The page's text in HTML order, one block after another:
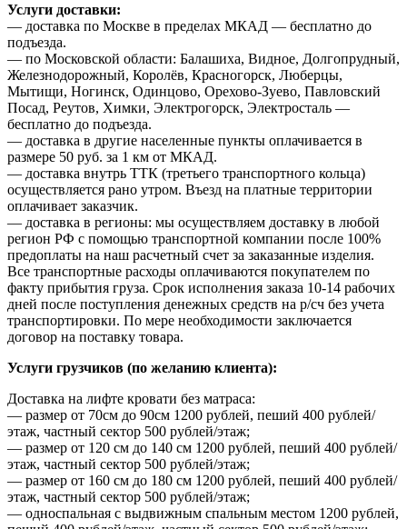
Услуги доставки:
— доставка по Москве в пределах МКАД — бесплатно до
подъезда.
— по Московской области: Балашиха, Видное, Долгопрудный,
Железнодорожный, Королёв, Красногорск, Люберцы,
Мытищи, Ногинск, Одинцово, Орехово-Зуево, Павловский
Посад, Реутов, Химки, Электрогорск, Электросталь —
бесплатно до подъезда.
— доставка в другие населенные пункты оплачивается в
размере 50 руб. за 1 км от МКАД.
— доставка внутрь ТТК (третьего транспортного кольца)
осуществляется рано утром. Въезд на платные территории
оплачивает заказчик.
— доставка в регионы: мы осуществляем доставку в любой
регион РФ с помощью транспортной компании после 100%
предоплаты на наш расчетный счет за заказанные изделия.
Все транспортные расходы оплачиваются покупателем по
факту прибытия груза. Срок исполнения заказа 10-14 рабочих
дней после поступления денежных средств на р/сч без учета
транспортировки. По мере необходимости заключается
договор на поставку товара.
Услуги грузчиков (по желанию клиента):
Доставка на лифте кровати без матраса:
— размер от 70см до 90см 1200 рублей, пеший 400 рублей/
этаж, частный сектор 500 рублей/этаж;
— размер от 120 см до 140 см 1200 рублей, пеший 400 рублей/
этаж, частный сектор 500 рублей/этаж;
— размер от 160 см до 180 см 1200 рублей, пеший 400 рублей/
этаж, частный сектор 500 рублей/этаж;
— односпальная с выдвижным спальным местом 1200 рублей,